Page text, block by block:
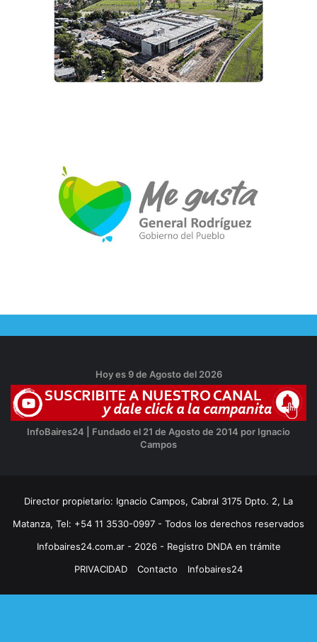
Hoy es 9 de Agosto del 2026
InfoBaires24 | Fundado el 21 de Agosto de 2014 por Ignacio
Campos
Director propietario: Ignacio Campos, Cabral 3175 Dpto. 2, La
Matanza, Tel: +54 11 3530-0997 - Todos los derechos reservados
Infobaires24.com.ar - 2026 - Registro DNDA en trámite
PRIVACIDAD
Contacto Infobaires24